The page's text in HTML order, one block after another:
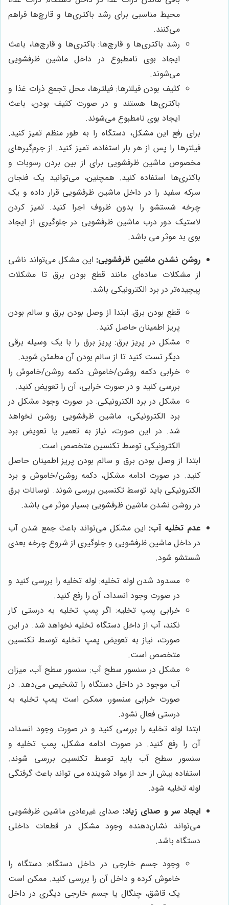
محیط مناسبی برای رشد باکتری‌ها و قارچ‌ها فراهم
می‌کنند.
رشد باکتری‌ها و قارچ‌ها: باکتری‌ها و قارچ‌ها، باعث
ایجاد بوی نامطبوع در داخل ماشین ظرفشویی
می‌شوند.
کثیف بودن فیلترها: فیلترها، محل تجمع ذرات غذا و
باکتری‌ها هستند و در صورت کثیف بودن، باعث
ایجاد بوی نامطبوع می‌شوند.
برای رفع این مشکل، دستگاه را به طور منظم تمیز کنید.
فیلترها را پس از هر بار استفاده، تمیز کنید. از جرم‌گیرهای
مخصوص ماشین ظرفشویی برای از بین بردن رسوبات و
باکتری‌ها استفاده کنید. همچنین، می‌توانید یک فنجان
سرکه سفید را در داخل ماشین ظرفشویی قرار داده و یک
چرخه شستشو را بدون ظروف اجرا کنید. تمیز کردن
لاستیک دور درب ماشین ظرفشویی در جلوگیری از ایجاد
بوی بد موثر می باشد.
روشن نشدن ماشین ظرفشویی: این مشکل می‌تواند ناشی
از مشکلات ساده‌ای مانند قطع بودن برق تا مشکلات
پیچیده‌تر در برد الکترونیکی باشد.
قطع بودن برق: ابتدا از وصل بودن برق و سالم بودن
پریز اطمینان حاصل کنید.
مشکل در پریز برق: پریز برق را با یک وسیله برقی
دیگر تست کنید تا از سالم بودن آن مطمئن شوید.
خرابی دکمه روشن/خاموش: دکمه روشن/خاموش را
بررسی کنید و در صورت خرابی، آن را تعویض کنید.
مشکل در برد الکترونیکی: در صورت وجود مشکل در
برد الکترونیکی، ماشین ظرفشویی روشن نخواهد
شد. در این صورت، نیاز به تعمیر یا تعویض برد
الکترونیکی توسط تکنسین متخصص است.
ابتدا از وصل بودن برق و سالم بودن پریز اطمینان حاصل
کنید. در صورت ادامه مشکل، دکمه روشن/خاموش و برد
الکترونیکی باید توسط تکنسین بررسی شوند. نوسانات برق
در روشن نشدن ماشین ظرفشویی بسیار موثر می باشد.
عدم تخلیه آب: این مشکل می‌تواند باعث جمع شدن آب
در داخل ماشین ظرفشویی و جلوگیری از شروع چرخه بعدی
شستشو شود.
مسدود شدن لوله تخلیه: لوله تخلیه را بررسی کنید و
در صورت وجود انسداد، آن را رفع کنید.
خرابی پمپ تخلیه: اگر پمپ تخلیه به درستی کار
نکند، آب از داخل دستگاه تخلیه نخواهد شد. در این
صورت، نیاز به تعویض پمپ تخلیه توسط تکنسین
متخصص است.
مشکل در سنسور سطح آب: سنسور سطح آب، میزان
آب موجود در داخل دستگاه را تشخیص می‌دهد. در
صورت خرابی سنسور، ممکن است پمپ تخلیه به
درستی فعال نشود.
ابتدا لوله تخلیه را بررسی کنید و در صورت وجود انسداد،
آن را رفع کنید. در صورت ادامه مشکل، پمپ تخلیه و
سنسور سطح آب باید توسط تکنسین بررسی شوند.
استفاده بیش از حد از مواد شوینده می تواند باعث گرفتگی
لوله تخلیه شود.
ایجاد سر و صدای زیاد: صدای غیرعادی ماشین ظرفشویی
می‌تواند نشان‌دهنده وجود مشکل در قطعات داخلی
دستگاه باشد.
وجود جسم خارجی در داخل دستگاه: دستگاه را
خاموش کرده و داخل آن را بررسی کنید. ممکن است
یک قاشق، چنگال یا جسم خارجی دیگری در داخل